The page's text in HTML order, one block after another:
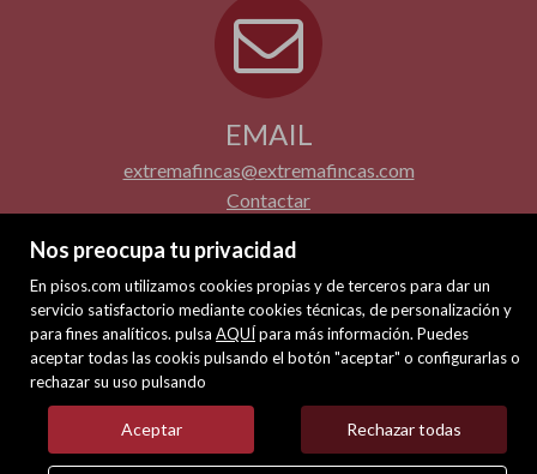
Nos preocupa tu privacidad
En pisos.com utilizamos cookies propias y de terceros para dar un
servicio satisfactorio mediante cookies técnicas, de personalización y
para fines analíticos. pulsa AQUÍ para más información. Puedes
aceptar todas las cookis pulsando el botón "aceptar" o configurarlas o
rechazar su uso pulsando
Aceptar Rechazar todas
EMAIL
extremafincas@extremafincas.com
Contactar